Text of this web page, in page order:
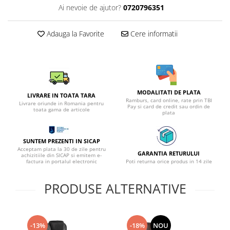
Ai nevoie de ajutor? 0720796351
Adauga la Favorite Cere informatii
LIVRARE IN TOATA TARA
Livrare oriunde in Romania pentru
toata gama de articole
MODALITATI DE PLATA
Ramburs, card online, rate prin TBI
Pay si card de credit sau ordin de
plata
SUNTEM PREZENTI IN SICAP
Acceptam plata la 30 de zile pentru
achizitiile din SICAP si emitem e-
factura in portalul electronic
GARANTIA RETURULUI
Poti returna orice produs in 14 zile
PRODUSE ALTERNATIVE
-13% -18% NOU